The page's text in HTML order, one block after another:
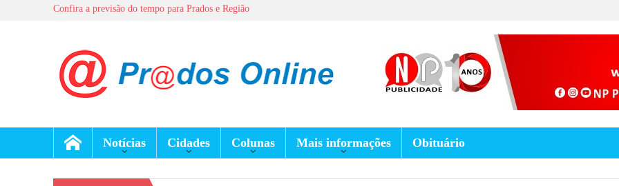
Confira a previsão do tempo para Prados e Região
Notícias Cidades Colunas Mais informações Obituário